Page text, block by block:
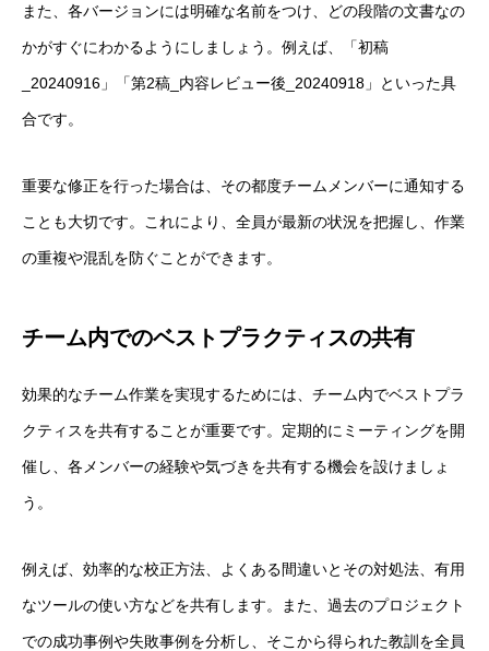
また、各バージョンには明確な名前をつけ、どの段階の文書なの
かがすぐにわかるようにしましょう。例えば、「初稿
_20240916」「第2稿_内容レビュー後_20240918」といった具
合です。
重要な修正を行った場合は、その都度チームメンバーに通知する
ことも大切です。これにより、全員が最新の状況を把握し、作業
の重複や混乱を防ぐことができます。
チーム内でのベストプラクティスの共有
効果的なチーム作業を実現するためには、チーム内でベストプラ
クティスを共有することが重要です。定期的にミーティングを開
催し、各メンバーの経験や気づきを共有する機会を設けましょ
う。
例えば、効率的な校正方法、よくある間違いとその対処法、有用
なツールの使い方などを共有します。また、過去のプロジェクト
での成功事例や失敗事例を分析し、そこから得られた教訓を全員